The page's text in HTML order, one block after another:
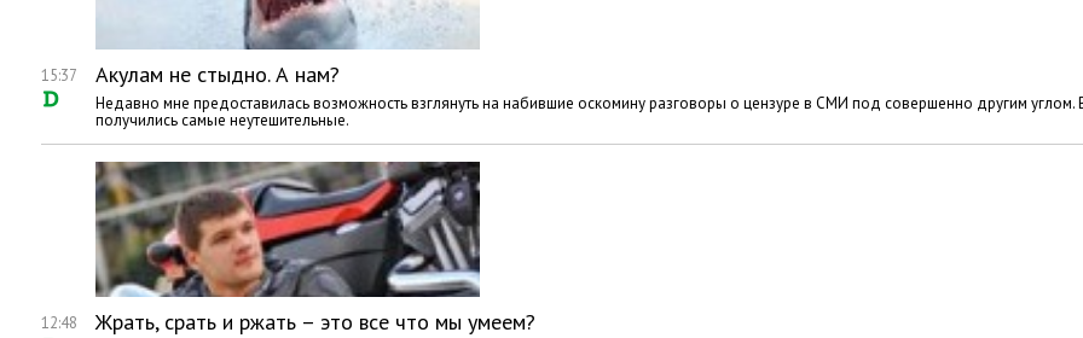
15:37 Акулам не стыдно. А нам?
Недавно мне предоставилась возможность взглянуть на набившие оскомину разговоры о цензуре в СМИ под совершенно другим
получились самые неутешительные.
12:48 Жрать, срать и ржать – это все что мы умеем?